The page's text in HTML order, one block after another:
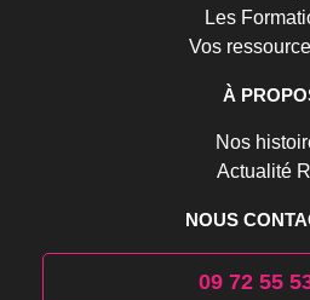
Les
Vos
À
Nos
Actualité
NOUS
09 72 55